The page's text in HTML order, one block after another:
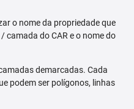
o nome da propriedade que
camada do CAR e o nome do
demarcadas. Cada
podem ser polígonos, linhas